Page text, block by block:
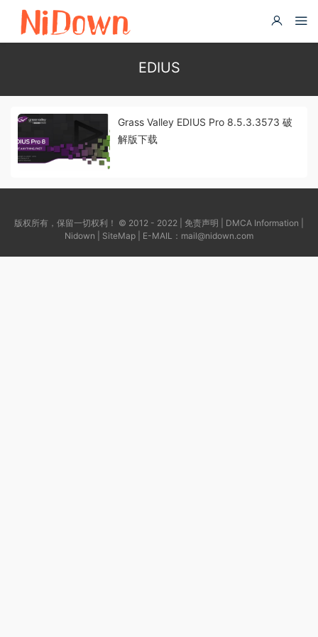
EDIUS
Grass Valley EDIUS Pro 8.5.3.3573 破
解版下载
版权所有，保留一切权利！ © 2012 - 2022 | 免责声明 DMCA Information
Nidown
SiteMap | E-MAIL： mail@nidown.com